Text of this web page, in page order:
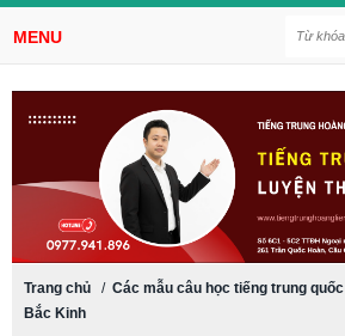
Trang chủ / Các mẫu câu học tiếng trung quốc
Bắc Kinh